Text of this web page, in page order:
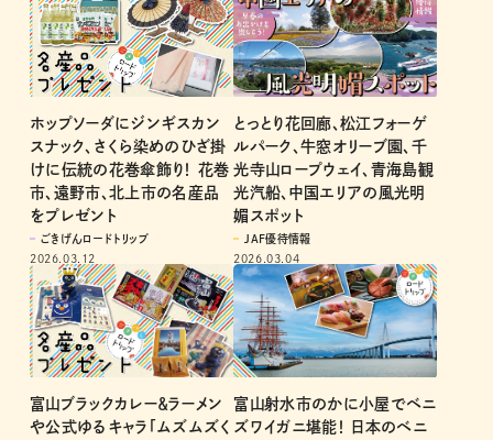
ホップソーダにジンギスカン
スナック、さくら染めのひざ掛
けに伝統の花巻傘飾り！ 花巻
市、遠野市、北上市の名産品
をプレゼント
ごきげんロードトリップ
2026.03.12
とっとり花回廊、松江フォーゲ
ルパーク、牛窓オリーブ園、千
光寺山ロープウェイ、青海島観
光汽船、中国エリアの風光明
媚スポット
JAF優待情報
2026.03.04
富山ブラックカレー＆ラーメン
や公式ゆるキャラ「ムズムズく
富山射水市のかに小屋でベニ
ズワイガニ堪能！ 日本のベニ